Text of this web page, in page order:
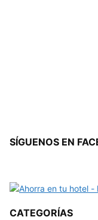
SÍGUENOS EN
CATEGORÍAS